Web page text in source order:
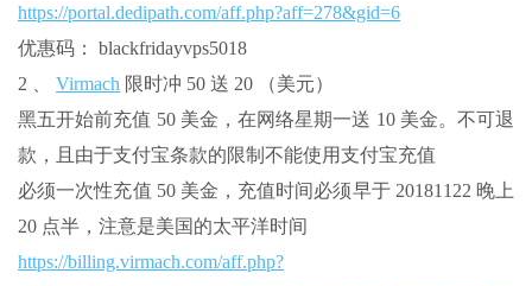
https://portal.dedipath.com/aff.php?aff=278&gid=6
优惠码： blackfridayvps5018
2 、 Virmach 限时冲 50 送 20 （美元）
黑五开始前充值 50 美金，在网络星期一送 10 美金。不可退
款，且由于支付宝条款的限制不能使用支付宝充值
必须一次性充值 50 美金，充值时间必须早于 20181122 晚上
20 点半，注意是美国的太平洋时间
https://billing.virmach.com/aff.php?